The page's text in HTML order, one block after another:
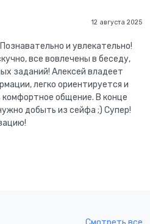
12 августа 2025
и увлекательно!
все вовлечены в беседу,
заданий! Алексей владеет
легко ориентируется и
общение. В конце
добыть из сейфа ;) Супер!